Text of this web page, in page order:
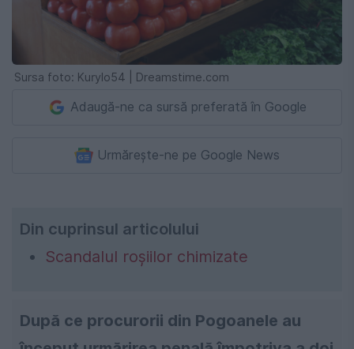
Sursa foto: Kurylo54 | Dreamstime.com
Adaugă-ne ca sursă preferată în Google
Urmărește-ne pe Google News
Din cuprinsul articolului
Scandalul roșiilor chimizate
După ce procurorii din Pogoanele au